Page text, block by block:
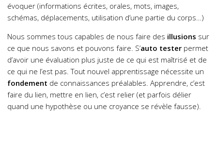
évoquer (informations écrites, orales, mots, images,
schémas, déplacements, utilisation d’une partie du corps…)
Nous sommes tous capables de nous faire des illusions sur
ce que nous savons et pouvons faire. S’auto tester permet
d’avoir une évaluation plus juste de ce qui est maîtrisé et de
ce qui ne l’est pas.Tout nouvel apprentissage nécessite un
fondement de connaissances préalables. Apprendre, c’est
faire du lien, mettre en lien, c’est relier (et parfois délier
quand une hypothèse ou une croyance se révèle fausse).